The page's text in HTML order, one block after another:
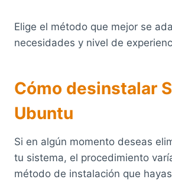
Elige el método que mejor se
necesidades y nivel de
Cómo desinstalar
Ubuntu
Si en algún momento deseas
tu sistema, el procedimiento
método de instalación que